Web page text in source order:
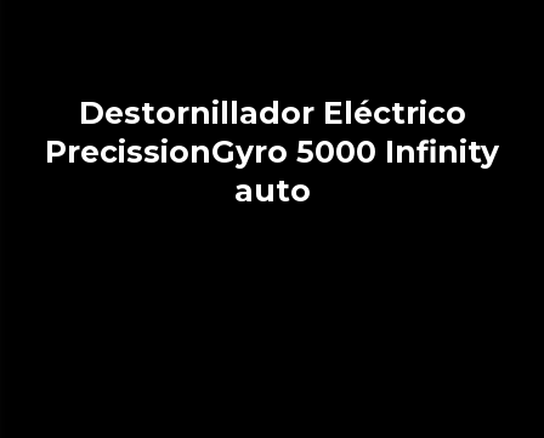
Destornillador Eléctrico
PrecissionGyro 5000 Infinity
auto